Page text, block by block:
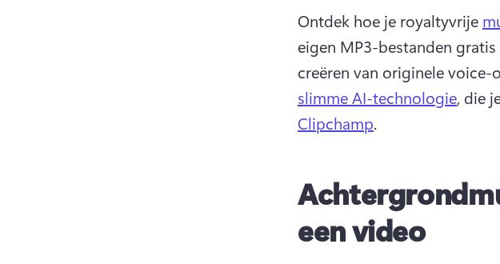
Ontdek hoe je royaltyvrije
eigen MP3-bestanden
creëren van originele
slimme AI-technologie, die
Clipchamp.
een video